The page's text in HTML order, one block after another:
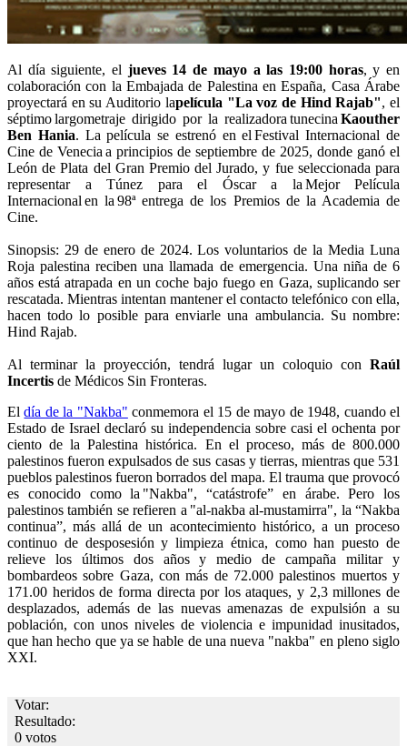
Al día siguiente, el jueves 14 de mayo a las 19:00 horas, y en
colaboración con la Embajada de Palestina en España, Casa Árabe
proyectará en su Auditorio lapelícula "La voz de Hind Rajab", el
séptimo largometraje dirigido por la realizadora tunecina Kaouther
Ben Hania. La película se estrenó en el Festival Internacional de
Cine de Venecia a principios de septiembre de 2025, donde ganó el
León de Plata del Gran Premio del Jurado, y fue seleccionada para
representar a Túnez para el Óscar a la Mejor Película
Internacional en la 98ª entrega de los Premios de la Academia de
Cine.
Sinopsis: 29 de enero de 2024. Los voluntarios de la Media Luna
Roja palestina reciben una llamada de emergencia. Una niña de 6
años está atrapada en un coche bajo fuego en Gaza, suplicando ser
rescatada. Mientras intentan mantener el contacto telefónico con ella,
hacen todo lo posible para enviarle una ambulancia. Su nombre:
Hind Rajab.
Al terminar la proyección, tendrá lugar un coloquio con Raúl
Incertis de Médicos Sin Fronteras.
Eldía de la "Nakba" conmemora el 15 de mayo de 1948, cuando el
Estado de Israel declaró su independencia sobre casi el ochenta por
ciento de la Palestina histórica. En el proceso, más de 800.000
palestinos fueron expulsados de sus casas y tierras, mientras que 531
pueblos palestinos fueron borrados del mapa. El trauma que provocó
es conocido como la "Nakba", “catástrofe” en árabe. Pero los
palestinos también se refieren a "al-nakba al-mustamirra", la “Nakba
continua”, más allá de un acontecimiento histórico, a un proceso
continuo de desposesión y limpieza étnica, como han puesto de
relieve los últimos dos años y medio de campaña militar y
bombardeos sobre Gaza, con más de 72.000 palestinos muertos y
171.00 heridos de forma directa por los ataques, y 2,3 millones de
desplazados, además de las nuevas amenazas de expulsión a su
población, con unos niveles de violencia e impunidad inusitados,
que han hecho que ya se hable de una nueva "nakba" en pleno siglo
XXI.
Votar:
Resultado:
0 votos